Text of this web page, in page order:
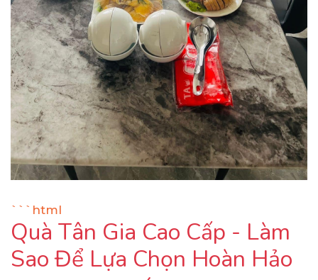
```html
Quà Tân Gia Cao Cấp - Làm
Sao Để Lựa Chọn Hoàn Hảo